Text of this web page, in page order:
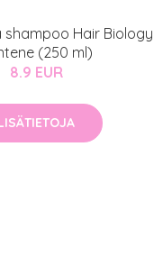
shampoo Hair Biology
(250 ml)
8.9 EUR